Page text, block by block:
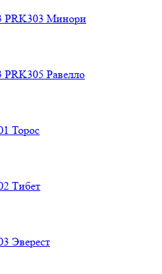
PRK303 Минори
Равелло
Торос
Тибет
Эверест